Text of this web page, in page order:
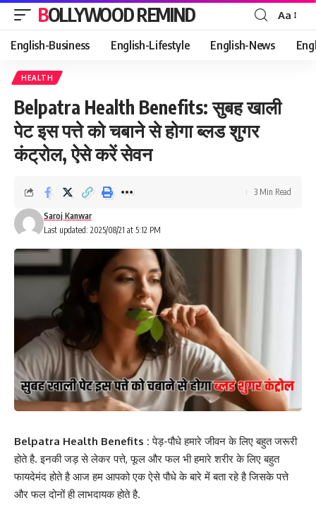
BOLLYWOOD REMIND
Font
Resizer
Aa
English-Business English-Lifestyle English-News
HEALTH
Belpatra Health Benefits: सुबह खाली
पेट इस पत्ते को चबाने से होगा ब्लड शुगर
कंट्रोल, ऐसे करें सेवन
Last updated: 2025/08/21 at 5:12 PM
Saroj Kanwar
3 Min Read
Belpatra Health Benefits : पेड़-पौधे हमारे जीवन के लिए बहुत जरूरी
होते है. इनकी जड़ से लेकर पत्ते, फूल और फल भी हमारे शरीर के लिए बहुत
फायदेमंद होते है आज हम आपको एक ऐसे पौधे के बारे में बता रहे है जिसके पत्ते
और फल दोनों ही लाभदायक होते है.